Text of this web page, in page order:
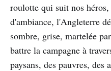
roulotte qui suit nos
d'ambiance, l'Angleterre
sombre, grise, martelée
battre la campagne à
paysans, des pauvres, des